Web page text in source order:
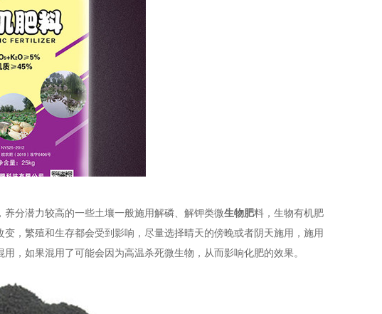
分潜力较高的一些土壤一般施用解磷、解钾类微生物肥料，生物有机肥
，繁殖和生存都会受到影响，尽量选择晴天的傍晚或者阴天施用，施用
，如果混用了可能会因为高温杀死微生物，从而影响化肥的效果。